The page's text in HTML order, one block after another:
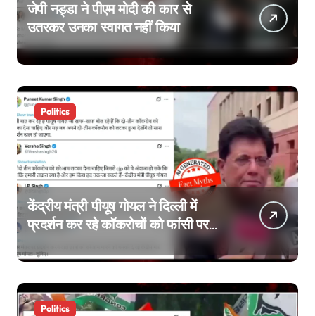
जेपी नड्डा ने पीएम मोदी की कार से
उतरकर उनका स्वागत नहीं किया
Politics
केंद्रीय मंत्री पीयूष गोयल ने दिल्ली में
प्रदर्शन कर रहे कॉकरोचों को फांसी पर
लटकाने की बात नहीं की, वायरल वीडियो
AI जेनरेटेड है
Politics